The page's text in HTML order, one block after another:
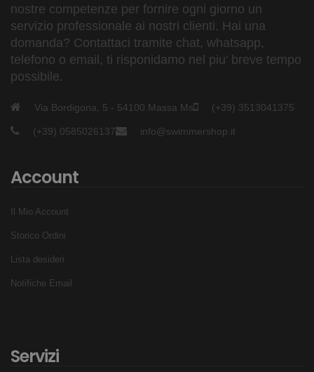
nostre competenze per fornire ogni giorno un
servizio professionale ai nostri clienti. Hai una
domanda? Contattaci tramite chat, whatsapp,
telefono o email, ti risponidamo nel piu' breve tempo
possibile.
Via Bordigona, 5 - 54100 Massa Ms (+39) 3513041375
(+39) 0585026137 info@swimmershop.it
Account
Il Mio Account
Storico Ordini
Lista desideri
Notifiche Email
Servizi